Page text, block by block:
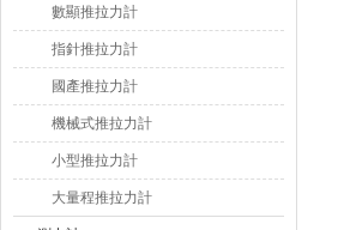
數顯推拉力計
指針推拉力計
國產推拉力計
機械式推拉力計
小型推拉力計
大量程推拉力計